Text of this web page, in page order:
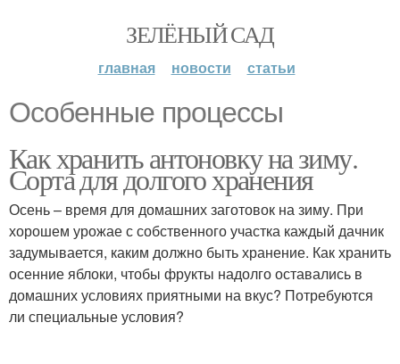
ЗЕЛЁНЫЙ САД
главная новости статьи
Особенные процессы
Как хранить антоновку на зиму.
Сорта для долгого хранения
Осень – время для домашних заготовок на зиму. При
хорошем урожае с собственного участка каждый дачник
задумывается, каким должно быть хранение. Как хранить
осенние яблоки, чтобы фрукты надолго оставались в
домашних условиях приятными на вкус? Потребуются
ли специальные условия?